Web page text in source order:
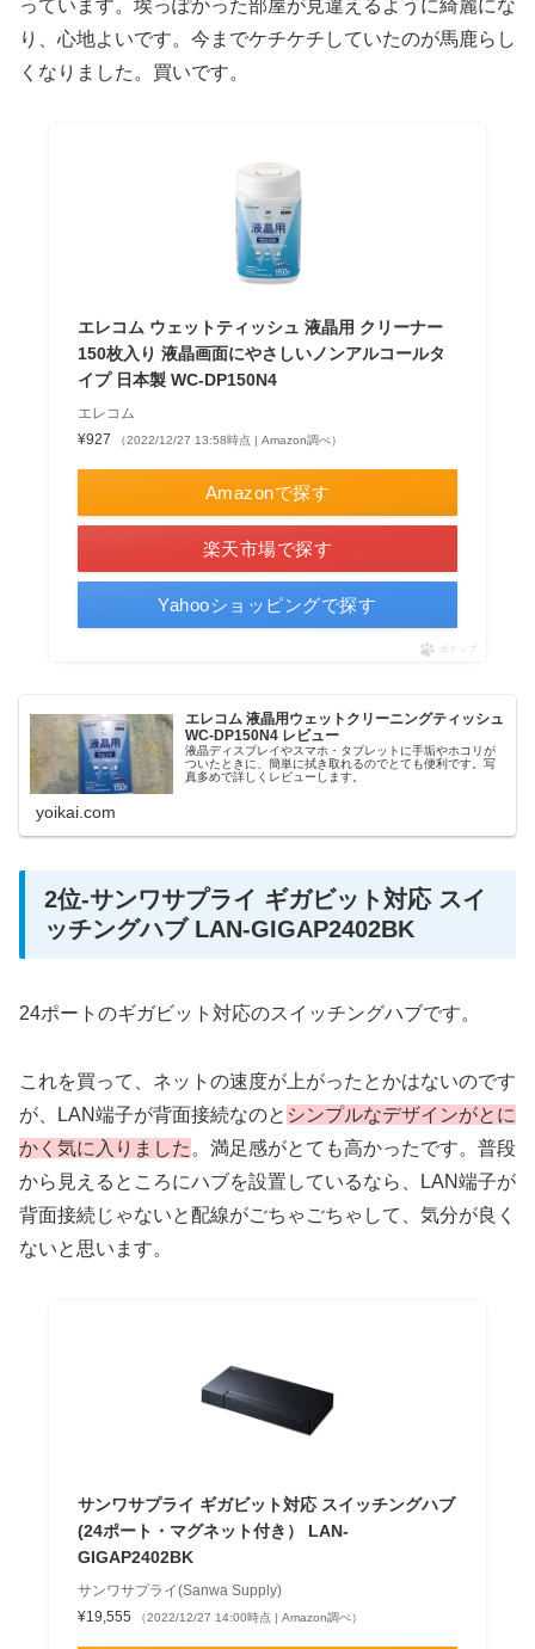
っています。埃っぽかった部屋が見違えるように綺麗にな
り、心地よいです。今までケチケチしていたのが馬鹿らし
くなりました。買いです。
エレコム ウェットティッシュ 液晶用 クリーナー
150枚入り 液晶画面にやさしいノンアルコールタ
イプ 日本製 WC-DP150N4
エレコム
¥927
（2022/12/27 13:58時点 | Amazon調べ）
Amazonで探す
楽天市場で探す
Yahooショッピングで探す
ポチップ
エレコム 液晶用ウェットクリーニングティッシュ
WC-DP150N4 レビュー
液晶ディスプレイやスマホ・タブレットに手垢やホコリが
ついたときに、簡単に拭き取れるのでとても便利です。写
真多めで詳しくレビューします。
yoikai.com
2位-サンワサプライ ギガビット対応 スイ
ッチングハブ LAN-GIGAP2402BK
24ポートのギガビット対応のスイッチングハブです。
これを買って、ネットの速度が上がったとかはないのです
が、LAN端子が背面接続なのと シンプルなデザインがとに
かく気に入りました 。満足感がとても高かったです。普段
から見えるところにハブを設置しているなら、LAN端子が
背面接続じゃないと配線がごちゃごちゃして、気分が良く
ないと思います。
サンワサプライ ギガビット対応 スイッチングハブ
(24ポート・マグネット付き） LAN-
GIGAP2402BK
サンワサプライ(Sanwa Supply)
¥19,555
（2022/12/27 14:00時点 | Amazon調べ）